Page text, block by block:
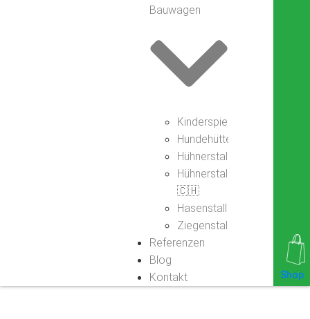
Bauwagen
Kinderspielhaus
Hundehütte
Hühnerstall
Hühnerstall
🇨🇭
Hasenstall
Ziegenstall
Referenzen
Blog
Kontakt
Shop